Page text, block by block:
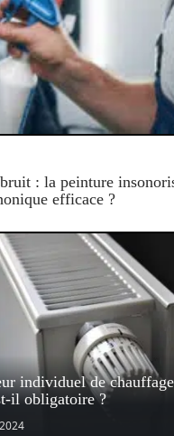
: la peinture
efficace ?
individuel de chauffage
il obligatoire ?
© 2026 | quipeutlefaire.fr
Mentions légales